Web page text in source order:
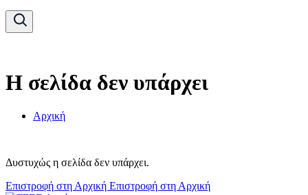
Η σελίδα δεν υπάρχει
Αρχική
Δυστυχώς η σελίδα δεν υπάρχει.
Επιστροφή στη Αρχική Επιστροφή στη Αρχική